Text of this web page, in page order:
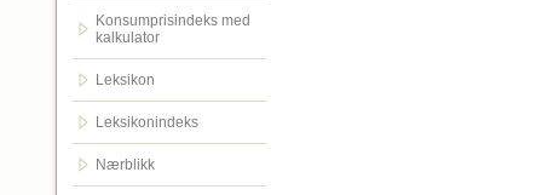
Konsumprisindeks med
kalkulator
Leksikon
Leksikonindeks
Nærblikk